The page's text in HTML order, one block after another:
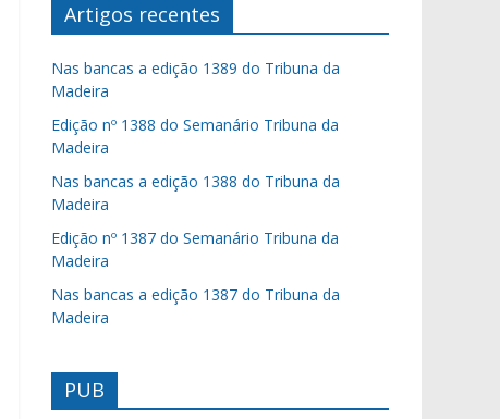
Artigos recentes
Nas bancas a edição 1389 do Tribuna da
Madeira
Edição nº 1388 do Semanário Tribuna da
Madeira
Nas bancas a edição 1388 do Tribuna da
Madeira
Edição nº 1387 do Semanário Tribuna da
Madeira
Nas bancas a edição 1387 do Tribuna da
Madeira
PUB